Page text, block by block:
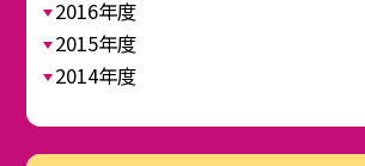
2016年度
2015年度
2014年度